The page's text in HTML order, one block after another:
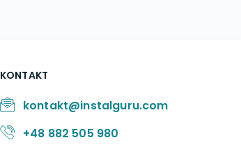
KONTAKT
kontakt@instalguru.com
+48 882 505 980